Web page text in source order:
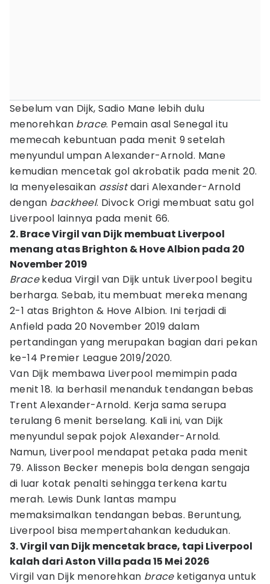
Sebelum van Dijk, Sadio Mane lebih dulu
menorehkan brace. Pemain asal Senegal itu
memecah kebuntuan pada menit 9 setelah
menyundul umpan Alexander-Arnold. Mane
kemudian mencetak gol akrobatik pada menit 20.
Ia menyelesaikan assistdari Alexander-Arnold
dengan backheel. Divock Origi membuat satu gol
Liverpool lainnya pada menit 66.
2. Brace Virgil van Dijk membuat Liverpool
menang atas Brighton & Hove Albion pada 20
November 2019
Bracekedua Virgil van Dijk untuk Liverpool begitu
berharga. Sebab, itu membuat mereka menang
2-1 atas Brighton & Hove Albion. Ini terjadi di
Anfield pada 20 November 2019 dalam
pertandingan yang merupakan bagian dari pekan
ke-14 Premier League 2019/2020.
Van Dijk membawa Liverpool memimpin pada
menit 18. Ia berhasil menanduk tendangan bebas
Trent Alexander-Arnold. Kerja sama serupa
terulang 6 menit berselang. Kali ini, van Dijk
menyundul sepak pojok Alexander-Arnold.
Namun, Liverpool mendapat petaka pada menit
79. Alisson Becker menepis bola dengan sengaja
di luar kotak penalti sehingga terkena kartu
merah. Lewis Dunk lantas mampu
memaksimalkan tendangan bebas. Beruntung,
Liverpool bisa mempertahankan kedudukan.
3. Virgil van Dijk mencetak brace, tapi Liverpool
kalah dari Aston Villa pada 15 Mei 2026
Virgil van Dijk menorehkan brace ketiganya untuk